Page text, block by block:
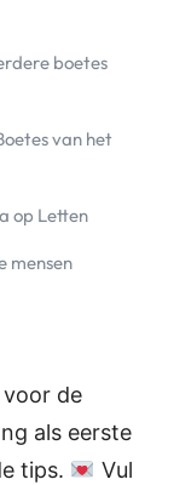
boetes
van het
op Letten
mensen
de
als eerste
tips.
Vul